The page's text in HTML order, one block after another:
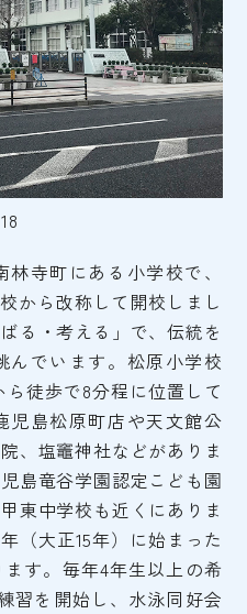
寺町にある小学校で、
から改称して開校しまし
る・考える」で、伝統を
んでいます。松原小学校
徒歩で8分程に位置して
児島松原町店や天文館公
、塩竈神社などがありま
島竜谷学園認定こども園
東中学校も近くにありま
（大正15年）に始まった
ます。毎年4年生以上の希
習を開始し、水泳同好会